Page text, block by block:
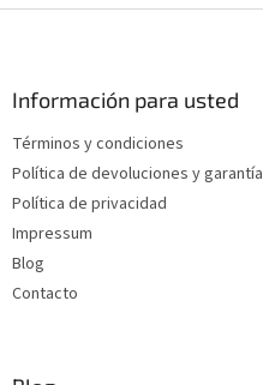
n
Información para usted
Términos y condiciones
Política de devoluciones y garantía
Política de privacidad
Impressum
Blog
Contacto